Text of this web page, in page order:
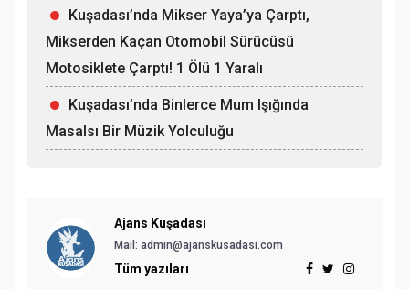
Kuşadası’nda Mikser Yaya’ya Çarptı,
Mikserden Kaçan Otomobil Sürücüsü
Motosiklete Çarptı! 1 Ölü 1 Yaralı
Kuşadası’nda Binlerce Mum Işığında
Masalsı Bir Müzik Yolculuğu
Ajans Kuşadası
Mail: admin@ajanskusadasi.com
Tüm yazıları